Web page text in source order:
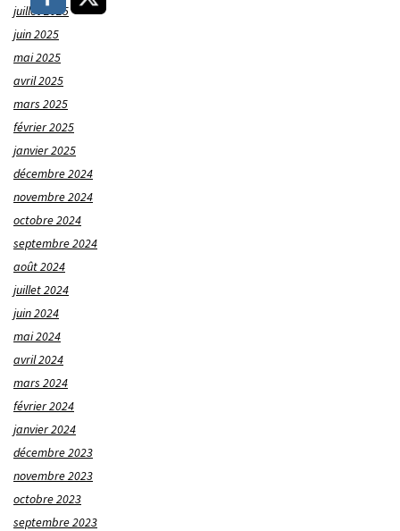
juillet 2025
juin 2025
mai 2025
avril 2025
mars 2025
février 2025
janvier 2025
décembre 2024
novembre 2024
octobre 2024
septembre 2024
août 2024
juillet 2024
juin 2024
mai 2024
avril 2024
mars 2024
février 2024
janvier 2024
décembre 2023
novembre 2023
octobre 2023
septembre 2023